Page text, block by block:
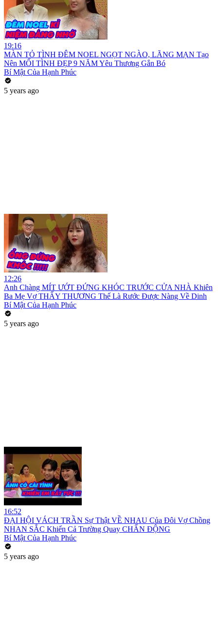
19:16
MÀN TỎ TÌNH ĐÊM NOEL NGỌT NGÀO, LÃNG MẠN Tạo
Nên MỐI TÌNH ĐẸP 9 NĂM Yêu Thương Gắn Bó
Bí Mật Của Hạnh Phúc
5 years ago
12:26
Anh Chàng MÍT ƯỚT ĐỨNG KHÓC TRƯỚC CỬA NHÀ Khiên
Ba Mẹ Vợ THẤY THƯƠNG Thế Là Rước Được Nàng Về Dinh
Bí Mật Của Hạnh Phúc
5 years ago
16:52
ĐẠI HỘI VÁCH TRẦN Sự Thật VỀ NHAU Của Đôi Vợ Chồng
NHAN SẮC Khiến Cả Trường Quay CHẤN ĐỘNG
Bí Mật Của Hạnh Phúc
5 years ago